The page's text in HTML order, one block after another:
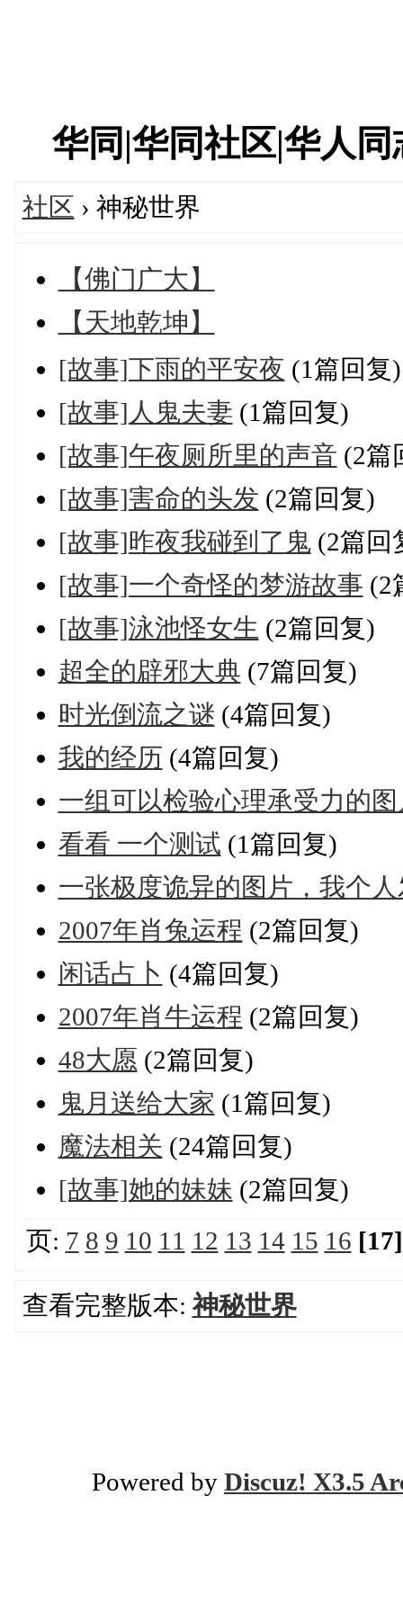
华同|华同社区|华人
社区 › 神秘世界
【佛门广大】
【天地乾坤】
[故事]下雨的平安夜 (1篇回复)
[故事]人鬼夫妻 (1篇回复)
[故事]午夜厕所里的声音 (2篇
[故事]害命的头发 (2篇回复)
[故事]昨夜我碰到了鬼(2篇回
[故事]一个奇怪的梦游故事 (2
[故事]泳池怪女生 (2篇回复)
超全的辟邪大典 (7篇回复)
时光倒流之谜 (4篇回复)
我的经历 (4篇回复)
一组可以检验心理承受力的图
看看 一个测试 (1篇回复)
一张极度诡异的图片，我个
2007年肖兔运程 (2篇回复)
闲话占卜 (4篇回复)
2007年肖牛运程 (2篇回复)
48大愿 (2篇回复)
鬼月送给大家 (1篇回复)
魔法相关 (24篇回复)
[故事]她的妹妹 (2篇回复)
页: 7 8 9 10 11 12 13 14 15 16 [17]
查看完整版本:神秘世界
Powered by Discuz! X3.5